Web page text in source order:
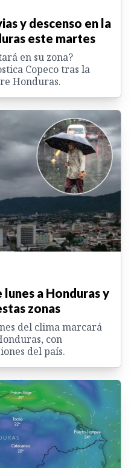
y descenso en la
este martes
en su zona?
Copeco tras la
Honduras.
a Honduras y
zonas
del clima marcará
con
del país.